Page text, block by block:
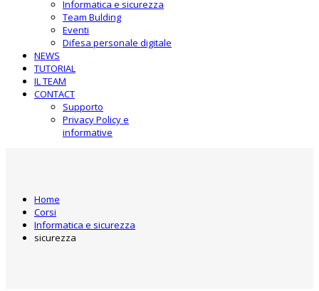
Informatica e sicurezza
Team Bulding
Eventi
Difesa personale digitale
NEWS
TUTORIAL
IL TEAM
CONTACT
Supporto
Privacy Policy e
informative
Home
Corsi
Informatica e sicurezza
sicurezza